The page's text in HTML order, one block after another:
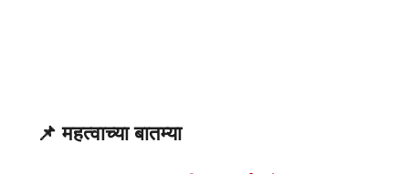
📌 महत्वाच्या बातम्या